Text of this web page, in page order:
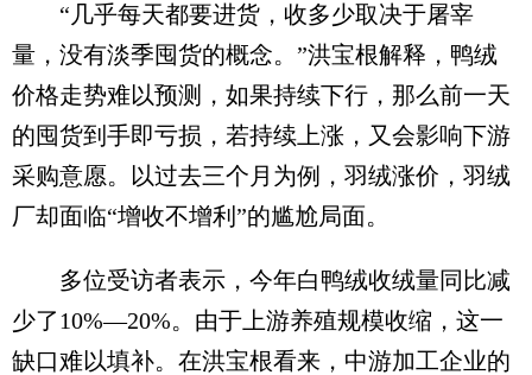
“几乎每天都要进货，收多少取决于屠宰
量，没有淡季囤货的概念。”洪宝根解释，鸭绒
价格走势难以预测，如果持续下行，那么前一天
的囤货到手即亏损，若持续上涨，又会影响下游
采购意愿。以过去三个月为例，羽绒涨价，羽绒
厂却面临“增收不增利”的尴尬局面。
多位受访者表示，今年白鸭绒收绒量同比减
少了10%—20%。由于上游养殖规模收缩，这一
缺口难以填补。在洪宝根看来，中游加工企业的